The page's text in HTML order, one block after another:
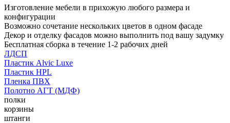
Изготовление мебели в прихожую любого размера и
конфигурации
Возможно сочетание нескольких цветов в одном фасаде
Декор и отделку фасадов можно выполнить под вашу задумку
Бесплатная сборка в течение 1-2 рабочих дней
ЛДСП
Пластик Alvic Luxe
Пластик HPL
Пленка ПВХ
Полотно АГТ (МДФ)
полки
корзины
штанги